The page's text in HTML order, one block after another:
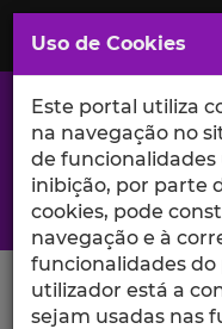
Saltar
para
Conteúdo
Principal
A excelência da
Search Button
Uso de Cookies
Este portal utiliza
na navegação no
de funcionalidades
inibição, por parte
cookies, pode
navegação e à
funcionalidades do
utilizador está a
sejam usadas nas